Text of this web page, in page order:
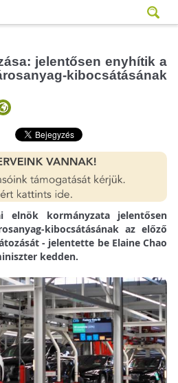
jelentősen enyhítik a
kibocsátásának
elnök kormányzata jelentősen
kibocsátásának az előző
- jelentette be Elaine Chao
kedden.